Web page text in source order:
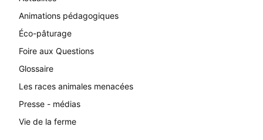
Animations pédagogiques
Éco-pâturage
Foire aux Questions
Glossaire
Les races animales menacées
Presse - médias
Vie de la ferme